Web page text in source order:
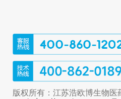
版权所有：江苏浩欧博生物医